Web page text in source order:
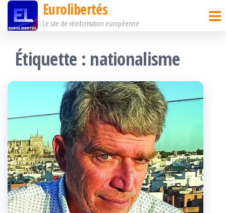
Passer
contenu
Eurolibertés
Le site de réinformation européenne
Étiquette : nationalisme